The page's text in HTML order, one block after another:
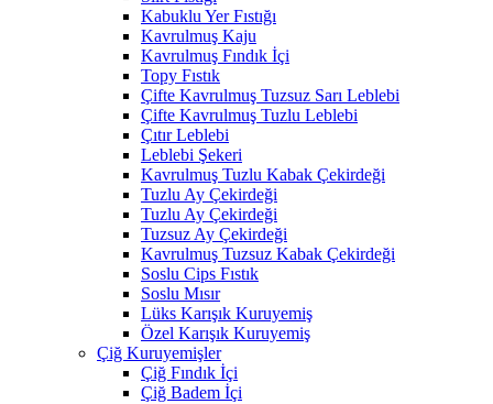
Kabuklu Yer Fıstığı
Kavrulmuş Kaju
Kavrulmuş Fındık İçi
Topy Fıstık
Çifte Kavrulmuş Tuzsuz Sarı Leblebi
Çifte Kavrulmuş Tuzlu Leblebi
Çıtır Leblebi
Leblebi Şekeri
Kavrulmuş Tuzlu Kabak Çekirdeği
Tuzlu Ay Çekirdeği
Tuzlu Ay Çekirdeği
Tuzsuz Ay Çekirdeği
Kavrulmuş Tuzsuz Kabak Çekirdeği
Soslu Cips Fıstık
Soslu Mısır
Lüks Karışık Kuruyemiş
Özel Karışık Kuruyemiş
Çiğ Kuruyemişler
Çiğ Fındık İçi
Çiğ Badem İçi